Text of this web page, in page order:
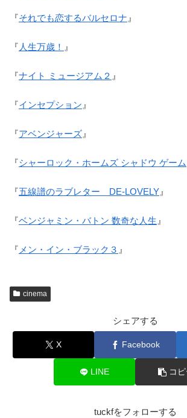
『それでも恋するバルセロナ 』
『 人生万歳！ 』
『ナイト ミュージアム２ 』
『インセプション 』
『アベンジャーズ 』
『シャーロック・ホームズ シャドウ ゲーム
『五線譜のラブレター DE-LOVELY 』
『ベンジャミン・バトン 数奇な人生 』
『 メン・イン・ブラック３ 』
cinema
シェアする
X Facebook
LINE コ
tuckfをフォローする